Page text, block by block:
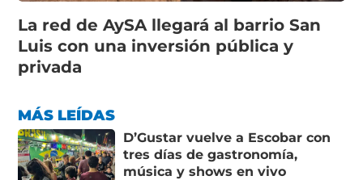
La red de AySA llegará al barrio San
Luis con una inversión pública y
privada
MÁS LEÍDAS
D’Gustar vuelve a Escobar con
tres días de gastronomía,
música y shows en vivo